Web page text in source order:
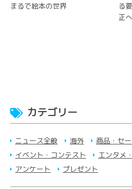
まるで絵本の世界
る
正へ
カテゴリー
ニュース全般 海外 商品・セ
イベント・コンテスト
エンタメ
アンケート
プレゼント